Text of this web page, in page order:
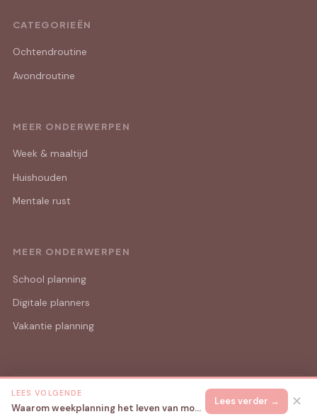
CATEGORIEËN
Ochtendroutine
Avondroutine
MEER ONDERWERPEN
Week & maaltijd
Huishouden
Mentale rust
MEER ONDERWERPEN
School planning
Digitale planners
Vakantie planning
© 2026 Mama Lijstjes Alle rechten voorbehouden.
LEES VOLGENDE
Waarom weekplanning het leven van moeders met jonge kinderen zoveel rustiger maakt
Lees verder → ✕